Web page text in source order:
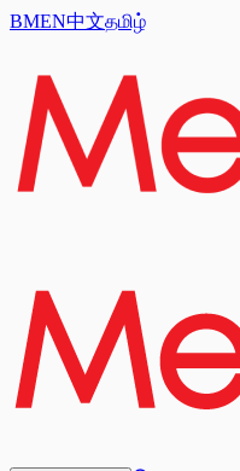
BMEN中文தமிழ்